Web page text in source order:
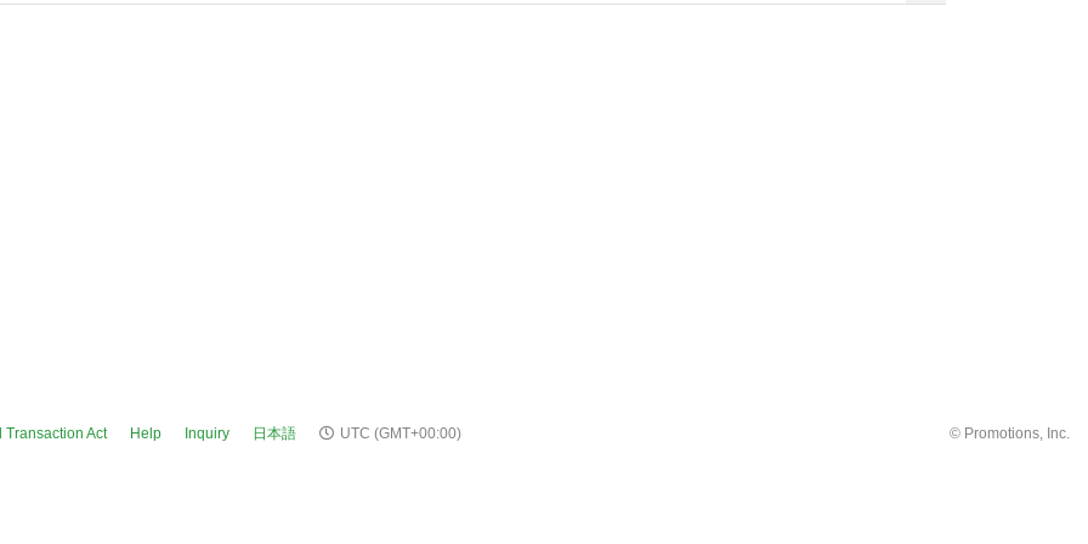
Act Help Inquiry 日本語 UTC (GMT+00:00) © Promotions, Inc.